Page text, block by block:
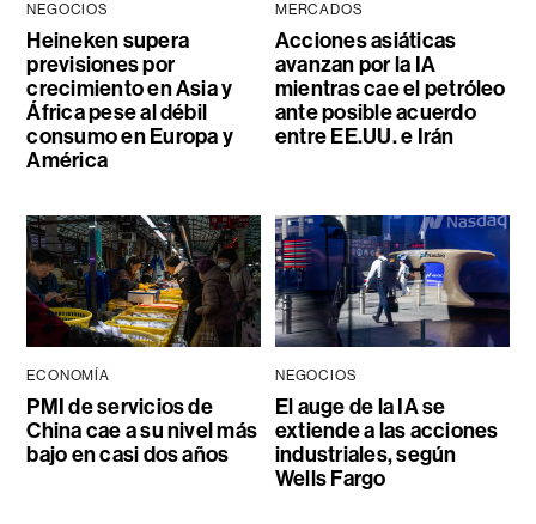
NEGOCIOS
Heineken supera
previsiones por
crecimiento en Asia y
África pese al débil
consumo en Europa y
América
MERCADOS
Acciones asiáticas
avanzan por la IA
mientras cae el petróleo
ante posible acuerdo
entre EE.UU. e Irán
ECONOMÍA
PMI de servicios de
China cae a su nivel más
bajo en casi dos años
NEGOCIOS
El auge de la IA se
extiende a las acciones
industriales, según
Wells Fargo